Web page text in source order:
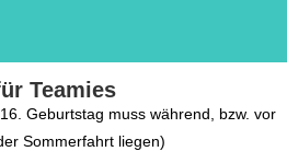
Teamies
Geburtstag muss während, bzw. vor
Sommerfahrt liegen)